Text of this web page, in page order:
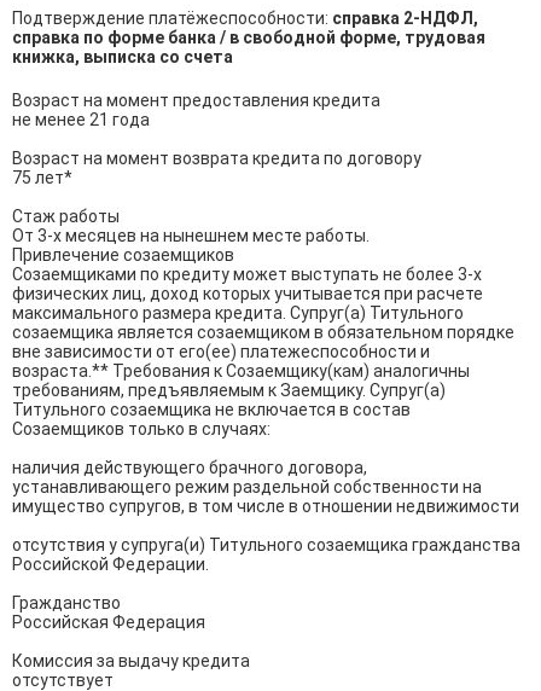
Подтверждение платёжеспособности: справка 2-НДФЛ,
справка по форме банка / в свободной форме, трудовая
книжка, выписка со счета
Возраст на момент предоставления кредита
не менее 21 года
Возраст на момент возврата кредита по договору
75 лет*
Стаж работы
От 3-х месяцев на нынешнем месте работы.
Привлечение созаемщиков
Созаемщиками по кредиту может выступать не более 3-х
физических лиц, доход которых учитывается при расчете
максимального размера кредита. Супруг(а) Титульного
созаемщика является созаемщиком в обязательном порядке
вне зависимости от его(ее) платежеспособности и
возраста.** Требования к Созаемщику(кам) аналогичны
требованиям, предъявляемым к Заемщику. Супруг(а)
Титульного созаемщика не включается в состав
Созаемщиков только в случаях:
наличия действующего брачного договора,
устанавливающего режим раздельной собственности на
имущество супругов, в том числе в отношении недвижимости
отсутствия у супруга(и) Титульного созаемщика гражданства
Российской Федерации.
Гражданство
Российская Федерация
Комиссия за выдачу кредита
отсутствует